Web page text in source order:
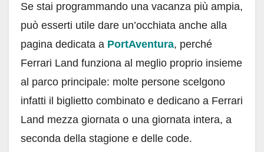
Se stai programmando una vacanza più ampia,
può esserti utile dare un’occhiata anche alla
pagina dedicata a PortAventura, perché
Ferrari Land funziona al meglio proprio insieme
al parco principale: molte persone scelgono
infatti il biglietto combinato e dedicano a Ferrari
Land mezza giornata o una giornata intera, a
seconda della stagione e delle code.